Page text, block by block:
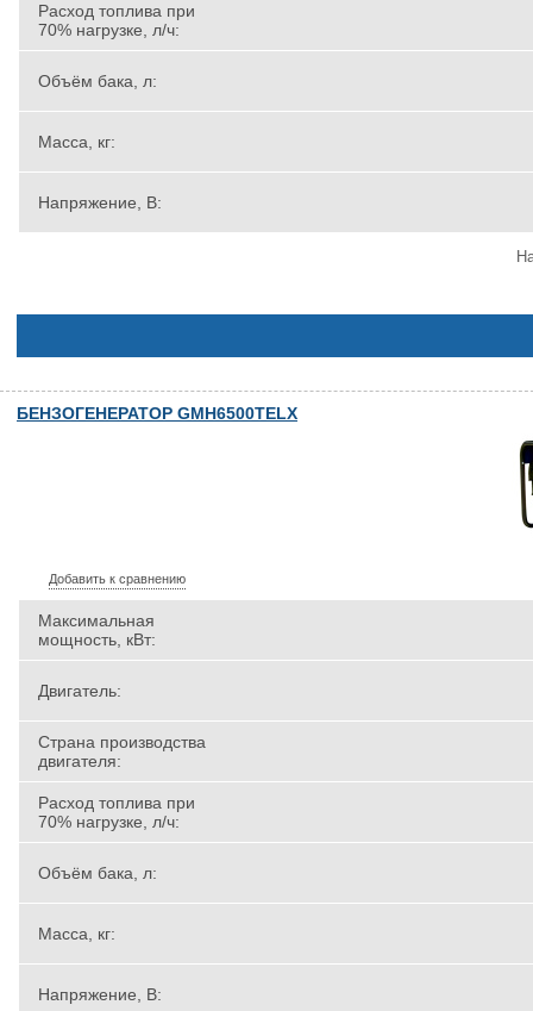
Расход топлива при
70% нагрузке, л/ч:
Объём бака, л:
Масса, кг:
Напряжение, В:
БЕНЗОГЕНЕРАТОР GMH6500TELX
Добавить к сравнению
Максимальная
мощность, кВт:
Двигатель:
Страна производства
двигателя:
Расход топлива при
70% нагрузке, л/ч:
Объём бака, л:
Масса, кг:
Напряжение, В: